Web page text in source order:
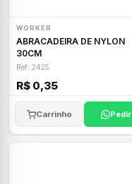
WORKER
ABRACADEIRA DE NYLON
30CM
Ref: 2425
R$ 0,35
Carrinho Pedir